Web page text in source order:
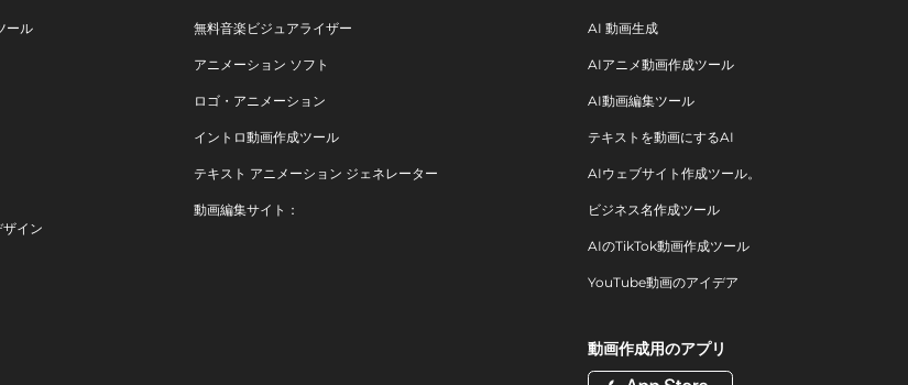
ール
イン
無料音楽ビジュアライザー
アニメーション ソフト
ロゴ・アニメーション
イントロ動画作成ツール
テキスト アニメーション ジェネレーター
動画編集サイト：
AI 動画生成
AIアニメ動画作成ツール
AI動画編集ツール
テキストを動画にするAI
AIウェブサイト作成ツール。
ビジネス名作成ツール
AIのTikTok動画作成ツール
YouTube動画のアイデア
動画作成用のアプリ